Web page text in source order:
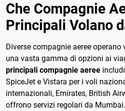
Che Compagnie
Principali Volano
Diverse compagnie aeree
una vasta gamma di opzioni ai
principali compagnie aeree
SpiceJet e Vistara per i voli
internazionali, Emirates, British
offrono servizi regolari da